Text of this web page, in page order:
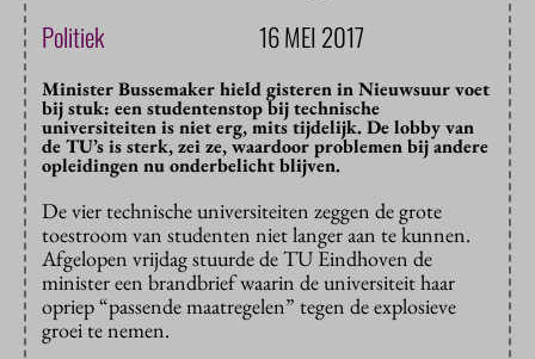
Politiek 16 MEI 2017
Minister Bussemaker hield gisteren in Nieuwsuur voet
bij stuk: een studentenstop bij technische
universiteiten is niet erg, mits tijdelijk. De lobby van
de TU’s is sterk, zei ze, waardoor problemen bij andere
opleidingen nu onderbelicht blijven.
De vier technische universiteiten zeggen de grote
toestroom van studenten niet langer aan te kunnen.
Afgelopen vrijdag stuurde de TU Eindhoven de
minister een brandbrief waarin de universiteit haar
opriep “passende maatregelen” tegen de explosieve
groei te nemen.